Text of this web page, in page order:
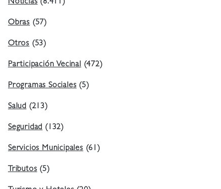
Noticias(8.411)
Obras (57)
Otros (53)
Participación Vecinal(472)
Programas Sociales(5)
Salud (213)
Seguridad(132)
Servicios Municipales(61)
Tributos(5)